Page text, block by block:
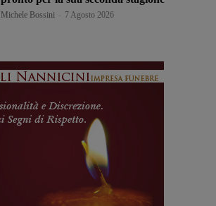
Michele Bossini 7 Agosto 2026